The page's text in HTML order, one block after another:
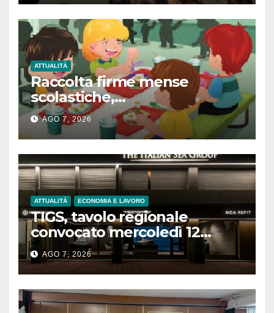
divertimento
ATTUALITÀ
Raccolta firme mense
scolastiche,
L’Amministrazione rassicura
le famiglie sulla refezione
scolastica
AGO 7, 2026
ATTUALITÀ ECONOMIA E LAVORO
TIGS, tavolo regionale
convocato mercoledì 12
agosto
AGO 7, 2026